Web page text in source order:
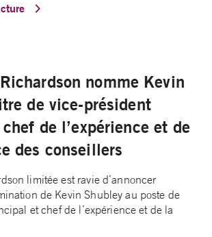
nomme Kevin
de vice-président
de l’expérience et de
des conseillers
limitée est ravie d’annoncer
de Kevin Shubley au poste de
et chef de l’expérience et de la